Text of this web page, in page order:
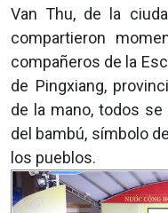
Van Thu, de la
compartieron
compañeros de la
de Pingxiang,
de la mano, todos
del bambú, símbolo
los pueblos.